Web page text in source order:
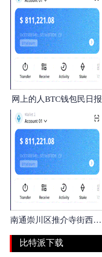
网上的人BTC钱包民日报
南通崇川区推介寺街西南营Bitpie 全球领先
比特派下载